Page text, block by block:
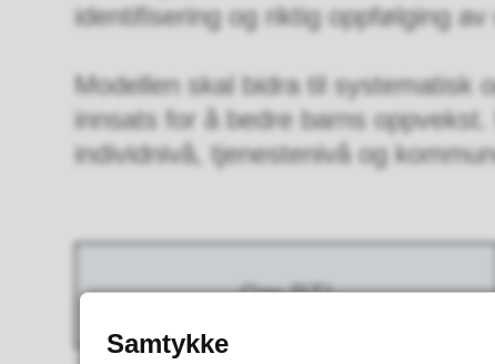
identifisering og riktig oppfølging av
Modellen skal bidra til systematisk
innsats for å bedre barns
individnivå, tjenestenivå og
Om BTI
Samtykke